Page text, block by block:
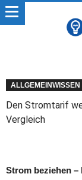
ALLGEMEINWISSEN
Den Stromtarif
Vergleich
Strom beziehen